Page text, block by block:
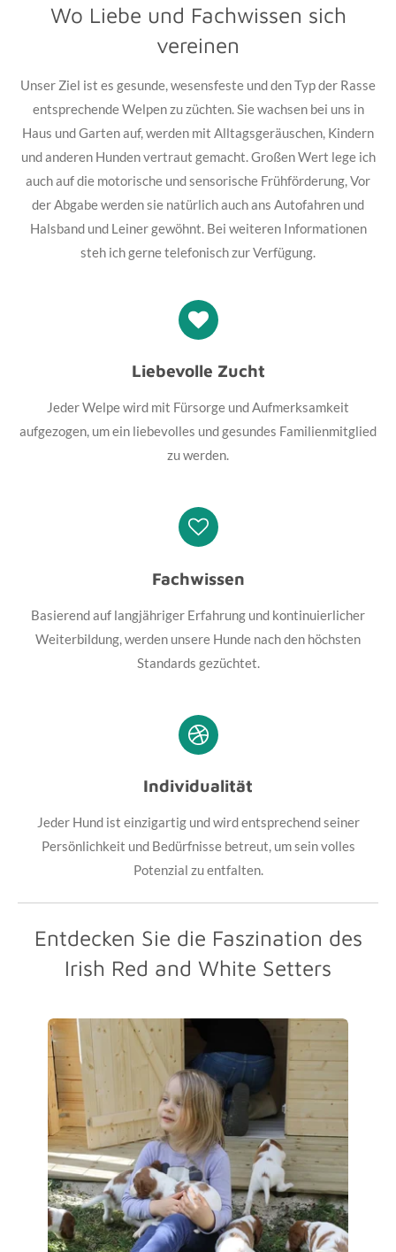
Wo Liebe und Fachwissen sich
vereinen
Unser Ziel ist es gesunde, wesensfeste und den Typ der Rasse
entsprechende Welpen zu züchten. Sie wachsen bei uns in
Haus und Garten auf, werden mit Alltagsgeräuschen, Kindern
und anderen Hunden vertraut gemacht. Großen Wert lege ich
auch auf die motorische und sensorische Frühförderung, Vor
der Abgabe werden sie natürlich auch ans Autofahren und
Halsband und Leiner gewöhnt. Bei weiteren Informationen
steh ich gerne telefonisch zur Verfügung.
Liebevolle Zucht
Jeder Welpe wird mit Fürsorge und Aufmerksamkeit
aufgezogen, um ein liebevolles und gesundes Familienmitglied
zu werden.
Fachwissen
Basierend auf langjähriger Erfahrung und kontinuierlicher
Weiterbildung, werden unsere Hunde nach den höchsten
Standards gezüchtet.
Individualität
Jeder Hund ist einzigartig und wird entsprechend seiner
Persönlichkeit und Bedürfnisse betreut, um sein volles
Potenzial zu entfalten.
Entdecken Sie die Faszination des
Irish Red and White Setters